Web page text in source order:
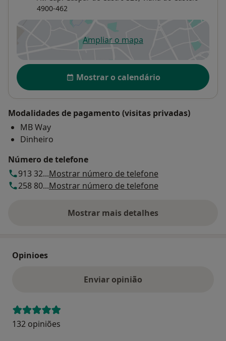
4900-462
Ampliar o mapaabre num novo separador
Disponibilidade
Mostrar o calendário
Modalidades de pagamento (visitas privadas)
MB Way
Dinheiro
Número de telefone
913 32...Mostrar número de telefone
258 80...Mostrar número de telefone
Mostrar mais detalhes
sobre o endereço
Opinioes
Enviar opinião
132 opiniões